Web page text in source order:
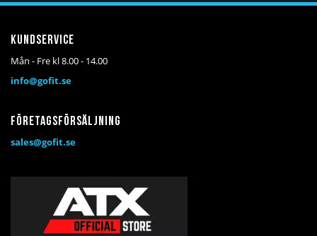
Kundservice
Mån - Fre kl 8.00 - 14.00
info@gofit.se
Företagsförsäljning
sales@gofit.se